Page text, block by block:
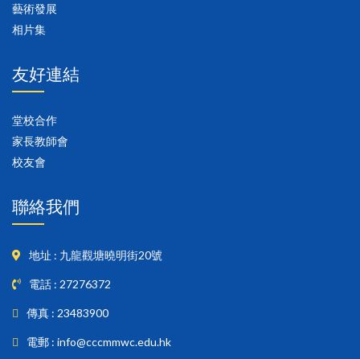
藝術發展
相片集
友好連結
堂校合作
家長教師會
校友會
聯絡我們
地址 : 九龍觀塘曉明街20號
電話 : 27276372
傳真 : 23483900
電郵 : info@cccmmwc.edu.hk